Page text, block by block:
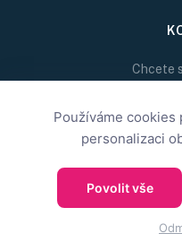
Chcete
Používáme cookies
personalizaci
Povolit vše